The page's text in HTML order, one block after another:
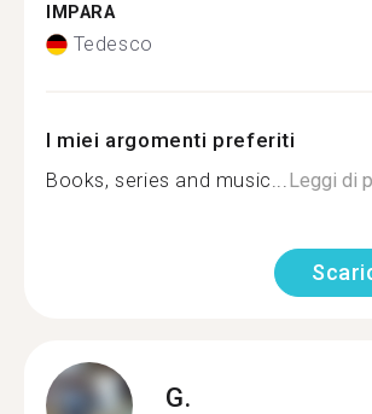
IMPARA
Tedesco
I miei argomenti preferiti
Books, series and music...Leggi di
G.